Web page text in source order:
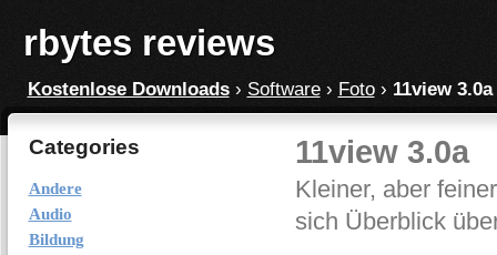
rbytes reviews
Kostenlose Downloads› Software› Foto› 11view 3.0a
Categories
Andere
Audio
Bildung
11view 3.0a
Kleiner, aber
sich Überblick